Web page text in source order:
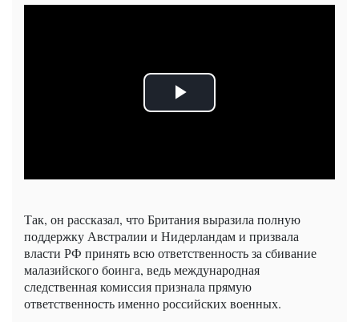
Так, он рассказал, что Британия выразила полную
поддержку Австралии и Нидерландам и призвала
власти РФ принять всю ответственность за сбивание
малазийского боинга, ведь международная
следственная комиссия признала прямую
ответственность именно российских военных.